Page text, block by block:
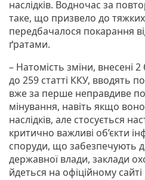
наслідків. Водночас за
таке, що призвело до тяжких
передбачалося покарання
ґратами.
– Натомість зміни, внесені
до 259 статті ККУ, вводять
вже за перше неправдиве
мінування, навіть якщо
наслідків, але стосується
критично важливі об’єкти
споруди, що забезпечують
державної влади, заклади
йдеться на офіційному сайті